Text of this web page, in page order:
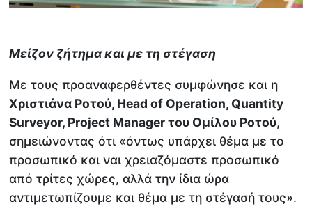
Μείζον ζήτημα και με τη στέγαση
Με τους προαναφερθέντες συμφώνησε και η
Χριστιάνα Ροτού, Headof Operation, Quantity
Surveyor, Project Manager του Ομίλου Ροτού,
σημειώνοντας ότι «όντως υπάρχει θέμα με το
προσωπικό και ναι χρειαζόμαστε προσωπικό
από τρίτες χώρες, αλλά την ίδια ώρα
αντιμετωπίζουμε και θέμα με τη στέγασή τους».